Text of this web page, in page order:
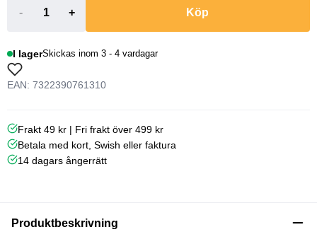
- + Köp
I lagerSkickas inom 3 - 4 vardagar
EAN: 7322390761310
Frakt 49 kr | Fri frakt över 499 kr
Betala med kort, Swish eller faktura
14 dagars ångerrätt
Produktbeskrivning